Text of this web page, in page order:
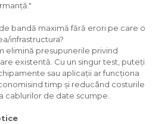
bandă maximă fără erori pe care o
infrastructura?
elimină presupunerile privind
existentă. Cu un singur test, puteți
sau aplicații ar funcționa
timp și reducând costurile
cablurilor de date scumpe.